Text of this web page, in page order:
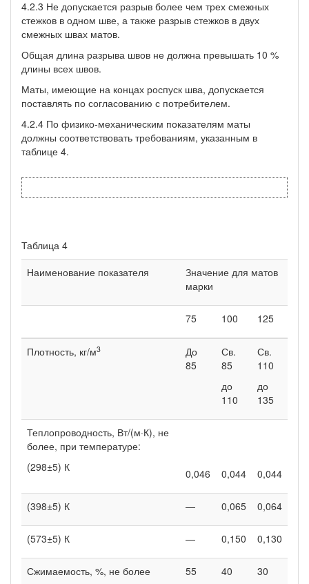
4.2.3 Не допускается разрыв более чем трех смежных
стежков в одном шве, а также разрыв стежков в двух
смежных швах ма­тов.
Общая длина разрыва швов не должна превышать 10 %
длины всех швов.
Маты, имеющие на концах роспуск шва, допускается
постав­лять по согласованию с потребителем.
4.2.4 По физико-механическим показателям маты
должны со­ответствовать требованиям, указанным в
таблице 4.
Таблица 4
Наименование показателя
Значение для матов
марки
75 100 125
Плотность, кг/м3
До
85
Св.
85
до
110
Св.
110
до
135
Теплопроводность, Вт/(м·К), не
более, при температуре:
(298±5) К
0,046 0,044 0,044
(398±5) К — 0,065 0,064
(573±5) К — 0,150 0,130
Сжимаемость, %, не более 55 40 30